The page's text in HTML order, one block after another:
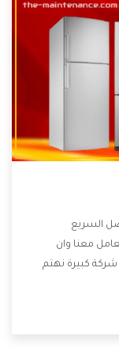
السريع
معنا وان
كبيرة نهتم
تكون من أهم